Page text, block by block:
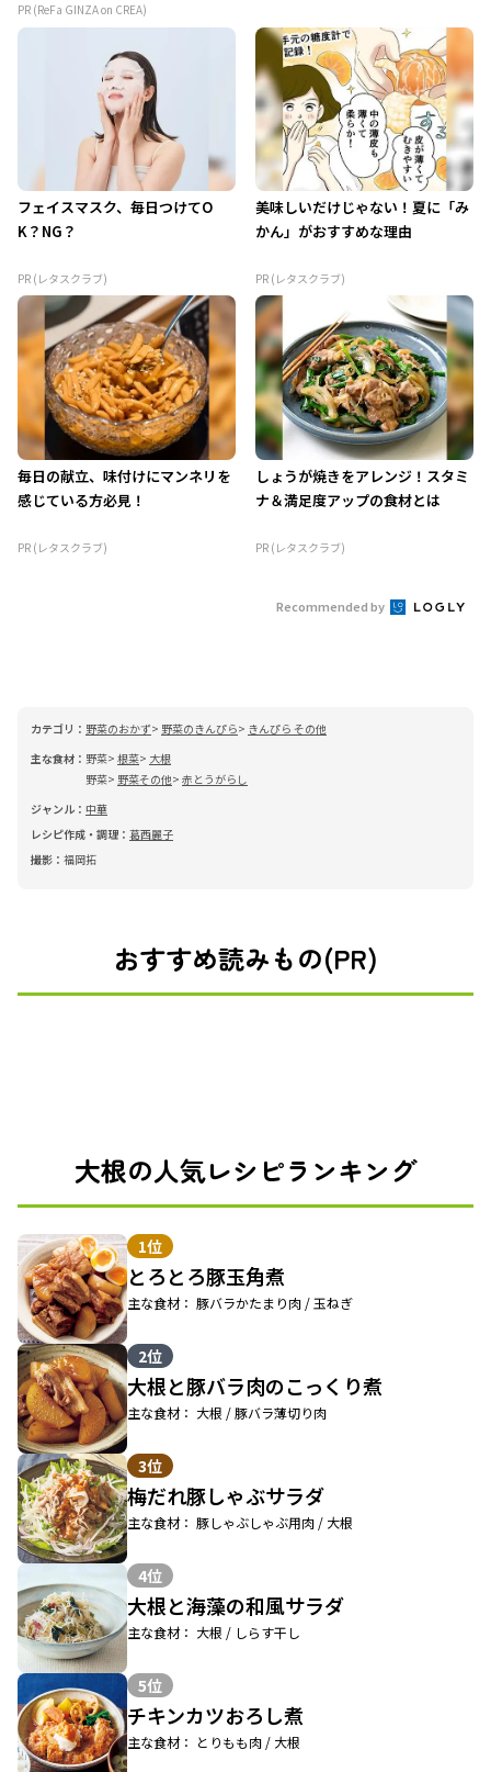
PR (ReFa GINZA on CREA)
フェイスマスク、毎日つけてO
K？NG？
PR (レタスクラブ)
美味しいだけじゃない！夏に「み
かん」がおすすめな理由
PR (レタスクラブ)
毎日の献立、味付けにマンネリを
感じている方必見！
PR (レタスクラブ)
しょうが焼きをアレンジ！スタミ
ナ＆満足度アップの食材とは
PR (レタスクラブ)
Recommended by
カテゴリ： 野菜のおかず 野菜のきんぴら
きんぴら その他
主な食材： 野菜 根菜
大根
野菜
野菜その他 赤とうがらし
ジャンル： 中華
レシピ作成・調理： 葛西麗子
撮影： 福岡拓
おすすめ読みもの(PR)
大根の人気レシピランキング
1位
とろとろ豚玉角煮
主な食材： 豚バラかたまり肉 / 玉ねぎ
2位
大根と豚バラ肉のこっくり煮
主な食材： 大根 / 豚バラ薄切り肉
3位
梅だれ豚しゃぶサラダ
主な食材： 豚しゃぶしゃぶ用肉 / 大根
4位
大根と海藻の和風サラダ
主な食材： 大根 / しらす干し
5位
チキンカツおろし煮
主な食材： とりもも肉 / 大根